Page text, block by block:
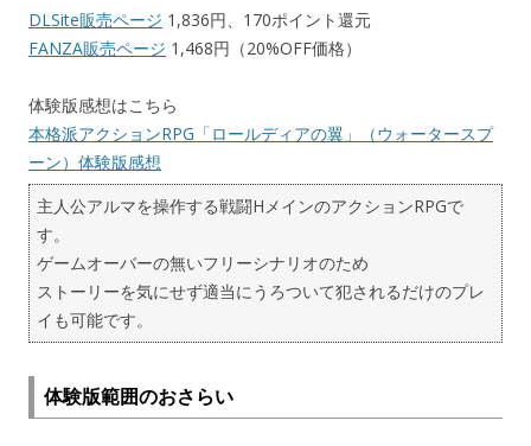
DLSite販売ページ 1,836円、170ポイント還元
FANZA販売ページ 1,468円（20%OFF価格）
体験版感想はこちら
本格派アクションRPG「ロールディアの翼」（ウォータースプ
ーン）体験版感想
主人公アルマを操作する戦闘HメインのアクションRPGで
す。
ゲームオーバーの無いフリーシナリオのため
ストーリーを気にせず適当にうろついて犯されるだけのプレ
イも可能です。
体験版範囲のおさらい